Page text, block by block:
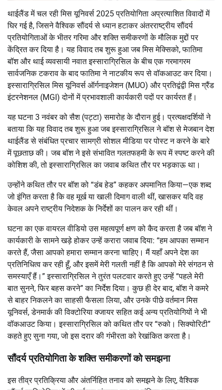
थाईलैंड में चल रही मिस यूनिवर्स 2025 प्रतियोगिता अप्रत्याशित विवादों में
घिर गई है, जिसने वैश्विक सौंदर्य से ध्यान हटाकर अंतरराष्ट्रीय सौंदर्य
प्रतियोगिताओं के भीतर गरिमा और शक्ति समीकरणों के मौलिक मुद्दों पर
केंद्रित कर दिया है। यह विवाद तब शुरू हुआ जब मिस मेक्सिको, फातिमा
बॉश और थाई व्यवसायी नवात इस्साराग्रिसिल के बीच एक गरमागरम
सार्वजनिक टकराव के बाद फातिमा ने नाटकीय रूप से वॉकआउट कर दिया।
इस्साराग्रिसिल मिस यूनिवर्स ऑर्गनाइजेशन (MUO) और प्रतिद्वंद्वी मिस ग्रैंड
इंटरनेशनल (MGI) दोनों में प्रभावशाली कार्यकारी पदों पर कार्यरत हैं।
यह घटना 3 नवंबर को सैश (पट्टा) समारोह के दौरान हुई। प्रत्यक्षदर्शियों ने
बताया कि यह विवाद तब शुरू हुआ जब इस्साराग्रिसिल ने बॉश से मेजबान देश
थाईलैंड से संबंधित प्रचार सामग्री सोशल मीडिया पर पोस्ट न करने के बारे
में पूछताछ की। जब बॉश ने इसे संभावित गलतफहमी के रूप में स्पष्ट करने की
कोशिश की, तो इस्साराग्रिसिल का जवाब कथित तौर पर भड़काऊ था।
उन्होंने कथित तौर पर बॉश को “डंब हेड” कहकर अपमानित किया—एक शब्द
जो इंगित करता है कि वह मूर्ख या खाली दिमाग वाली थीं, खासकर यदि वह
केवल अपने राष्ट्रीय निदेशक के निर्देशों का पालन कर रही थीं।
घटना का एक वायरल वीडियो उस महत्वपूर्ण क्षण को कैद करता है जब बॉश ने
कार्यकारी के सामने खड़े होकर उन्हें करारा जवाब दिया: “हम आपका सम्मान
करते हैं, जैसा आपको हमारा सम्मान करना चाहिए। मैं यहाँ अपने देश का
प्रतिनिधित्व कर रही हूँ, और इसमें मेरी गलती नहीं है कि आपको मेरे संगठन से
समस्याएँ हैं।” इस्साराग्रिसिल ने तुरंत पलटवार करते हुए उन्हें “पहले मेरी
बात सुनने, फिर बहस करने” का निर्देश दिया। कुछ ही देर बाद, बॉश ने कमरे
से बाहर निकलने का साहसी फैसला लिया, और उनके पीछे वर्तमान मिस
यूनिवर्स, डेनमार्क की विक्टोरिया क्जायर सहित कई अन्य प्रतियोगियों ने भी
वॉकआउट किया। इस्साराग्रिसिल को कथित तौर पर “रुको। सिक्योरिटी”
कहते हुए सुना गया, जो इस दरार की गंभीरता को रेखांकित करता है।
सौंदर्य प्रतियोगिता के शक्ति समीकरणों को समझना
इस तीव्र प्रतिक्रिया और अंतर्निहित तनाव को समझने के लिए, वैश्विक